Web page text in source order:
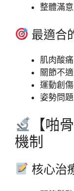
整體滿
最適合
肌肉酸痛
關節不適
運動創傷
姿勢問題
【啪
機制
核心治